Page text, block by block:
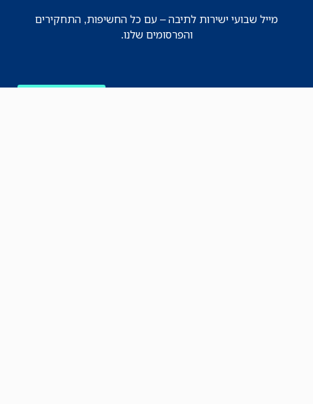
מייל שבועי ישירות לתיבה – עם כל החשיפות, התחקירים
והפרסומים שלנו.